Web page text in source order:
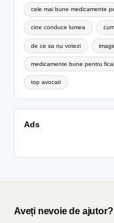
cele mai bune medicamente
cine conduce lumea
de ce sa nu votezi
medicamente bune pentru
top avocati
Ads
Aveți nevoie de ajutor?